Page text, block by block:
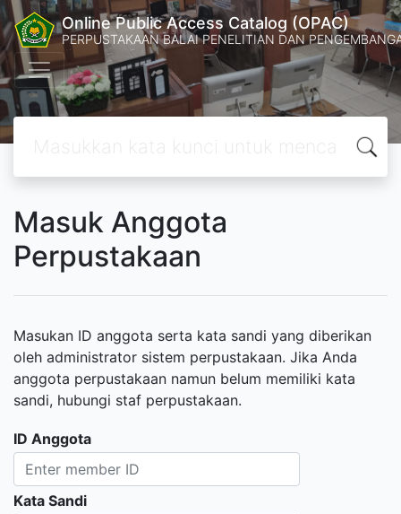
Online Public Access Catalog (OPAC)
PERPUSTAKAAN BALAI PENELITIAN DAN
Masuk Anggota
Perpustakaan
Masukan ID anggota serta kata sandi yang diberikan
oleh administrator sistem perpustakaan. Jika Anda
anggota perpustakaan namun belum memiliki kata
sandi, hubungi staf perpustakaan.
ID Anggota
Kata Sandi